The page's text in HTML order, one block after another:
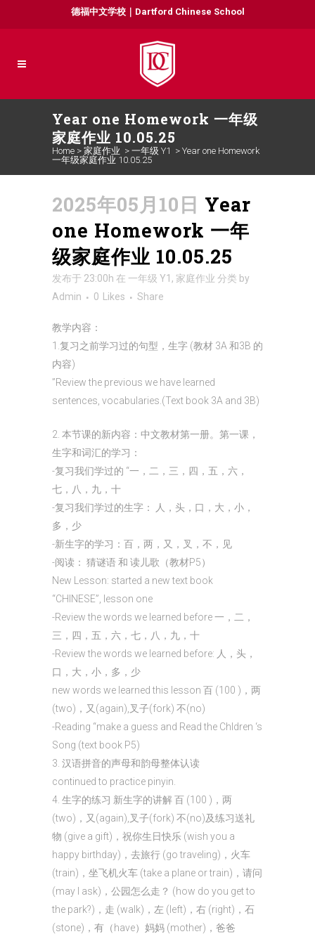
德福中文学校｜Dartford Chinese School
Year one Homework 一年级
家庭作业 10.05.25
Home > 家庭作业 > 一年级 Y1 > Year one Homework
一年级家庭作业 10.05.25
2025年05月10日 Year
one Homework 一年
级家庭作业 10.05.25
发布于 23:00h 在 一年级 Y1 , 家庭作业 分类 by
Admin
0 Likes Share
教学内容：
1.复习之前学习过的句型，生字 (教材 3A 和3B 的
内容)
”Review the previous we have learned
sentences, vocabularies.(Text book 3A and 3B)
2. 本节课的新内容：中文教材第一册。第一课，
生字和词汇的学习：
-复习我们学过的 “一，二，三，四，五，六，
七，八，九，十
-复习我们学过的生字： 人，头，口，大，小，
多，少
-新生字的学习：百，两，又，叉，不，见
-阅读： 猜谜语 和 读儿歌（教材P5）
New Lesson: started a new text book
“CHINESE”, lesson one
-Review the words we learned before 一，二，
三，四，五，六，七，八，九，十
-Review the words we learned before: 人，头，
口，大，小，多，少
new words we learned this lesson 百 (100 )，两
(two)，又(again),叉子(fork) 不(no)
-Reading “make a guess and Read the Chldren ‘s
Song (text book P5)
3. 汉语拼音的声母和韵母整体认读
continued to practice pinyin.
4. 生字的练习 新生字的讲解 百 (100 )，两
(two)，又(again),叉子(fork) 不(no)及练习送礼
物 (give a gift)，祝你生日快乐 (wish you a
happy birthday)，去旅行 (go traveling)，火车
(train)，坐飞机火车 (take a plane or train)，请问
(may I ask)，公园怎么走？ (how do you get to
the park?)，走 (walk)，左 (left)，右 (right)，石
(stone)，有（have）妈妈 (mother)，爸爸